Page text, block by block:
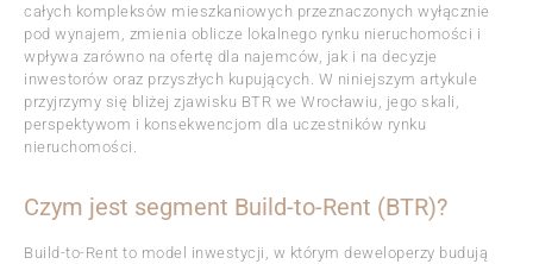
całych kompleksów mieszkaniowych przeznaczonych wyłącznie
pod wynajem, zmienia oblicze lokalnego rynku nieruchomości i
wpływa zarówno na ofertę dla najemców, jak i na decyzje
inwestorów oraz przyszłych kupujących. W niniejszym artykule
przyjrzymy się bliżej zjawisku BTR we Wrocławiu, jego skali,
perspektywom i konsekwencjom dla uczestników rynku
nieruchomości.
Czym jest segment Build-to-Rent (BTR)?
Build-to-Rent to model inwestycji, w którym deweloperzy budują